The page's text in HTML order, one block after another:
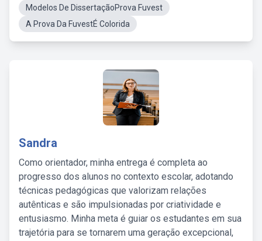
Modelos De DissertaçãoProva Fuvest
A Prova Da FuvestÉ Colorida
Sandra
Como orientador, minha entrega é completa ao
progresso dos alunos no contexto escolar, adotando
técnicas pedagógicas que valorizam relações
autênticas e são impulsionadas por criatividade e
entusiasmo. Minha meta é guiar os estudantes em sua
trajetória para se tornarem uma geração excepcional,